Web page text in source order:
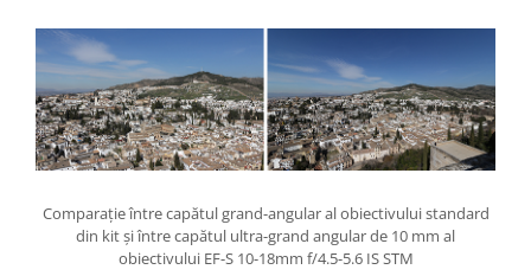
Accesorii genti si trollere
Solid-State Drive (SSD)
Video / Camere si accesorii
Camere video profesionale
Camere Video Cinematice
Accesorii camere video de actiune
Accesorii drone
Comparaţie între capătul grand-angular al obiectivului standard
din kit şi între capătul ultra-grand angular de 10 mm al
obiectivului EF-S 10-18mm f/4.5-5.6 IS STM